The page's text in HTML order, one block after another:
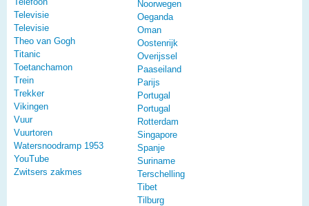
Televisie
Televisie
Theo van Gogh
Titanic
Toetanchamon
Trein
Trekker
Vikingen
Vuur
Vuurtoren
Watersnoodramp 1953
YouTube
Zwitsers zakmes
Noorwegen
Oeganda
Oman
Oostenrijk
Overijssel
Paaseiland
Parijs
Portugal
Portugal
Rotterdam
Singapore
Spanje
Suriname
Terschelling
Tibet
Tilburg